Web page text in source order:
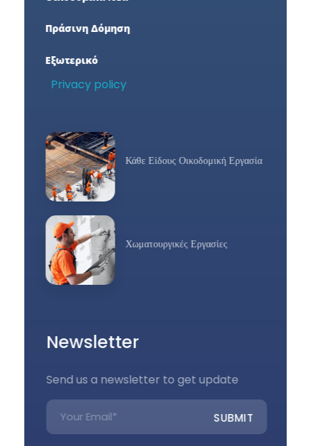
Πράσινη Δόμηση
Εξωτερικό
Privacy policy
Κάθε Είδους Οικοδομική Εργασία
Χωματουργικές Εργασίες
Newsletter
Send us a newsletter to get update